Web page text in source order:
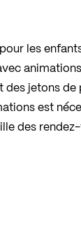
les
des jetons
est
des